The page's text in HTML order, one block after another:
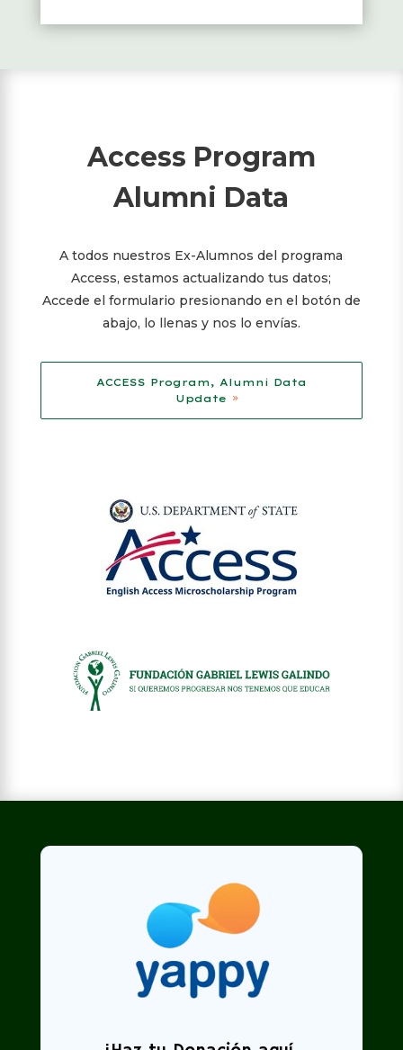
Access Program
Alumni Data
A todos nuestros Ex-Alumnos del programa
Access, estamos actualizando tus datos;
Accede el formulario presionando en el botón de
abajo, lo llenas y nos lo envías.
ACCESS Program, Alumni Data
Update